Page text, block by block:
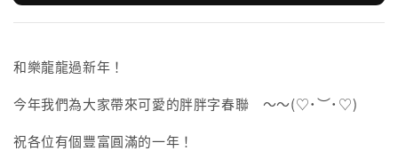
和樂龍龍過新年！
今年我們為大家帶來可愛的胖胖字春聯 ～～(♡˙︶˙♡)
祝各位有個豐富圓滿的一年！